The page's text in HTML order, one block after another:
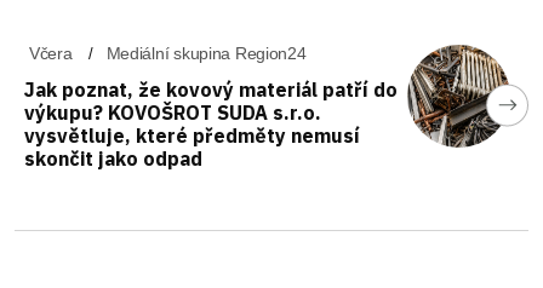
Včera Mediální skupina Region24
Jak poznat, že kovový materiál patří do
výkupu? KOVOŠROT SUDA s.r.o.
vysvětluje, které předměty nemusí
skončit jako odpad